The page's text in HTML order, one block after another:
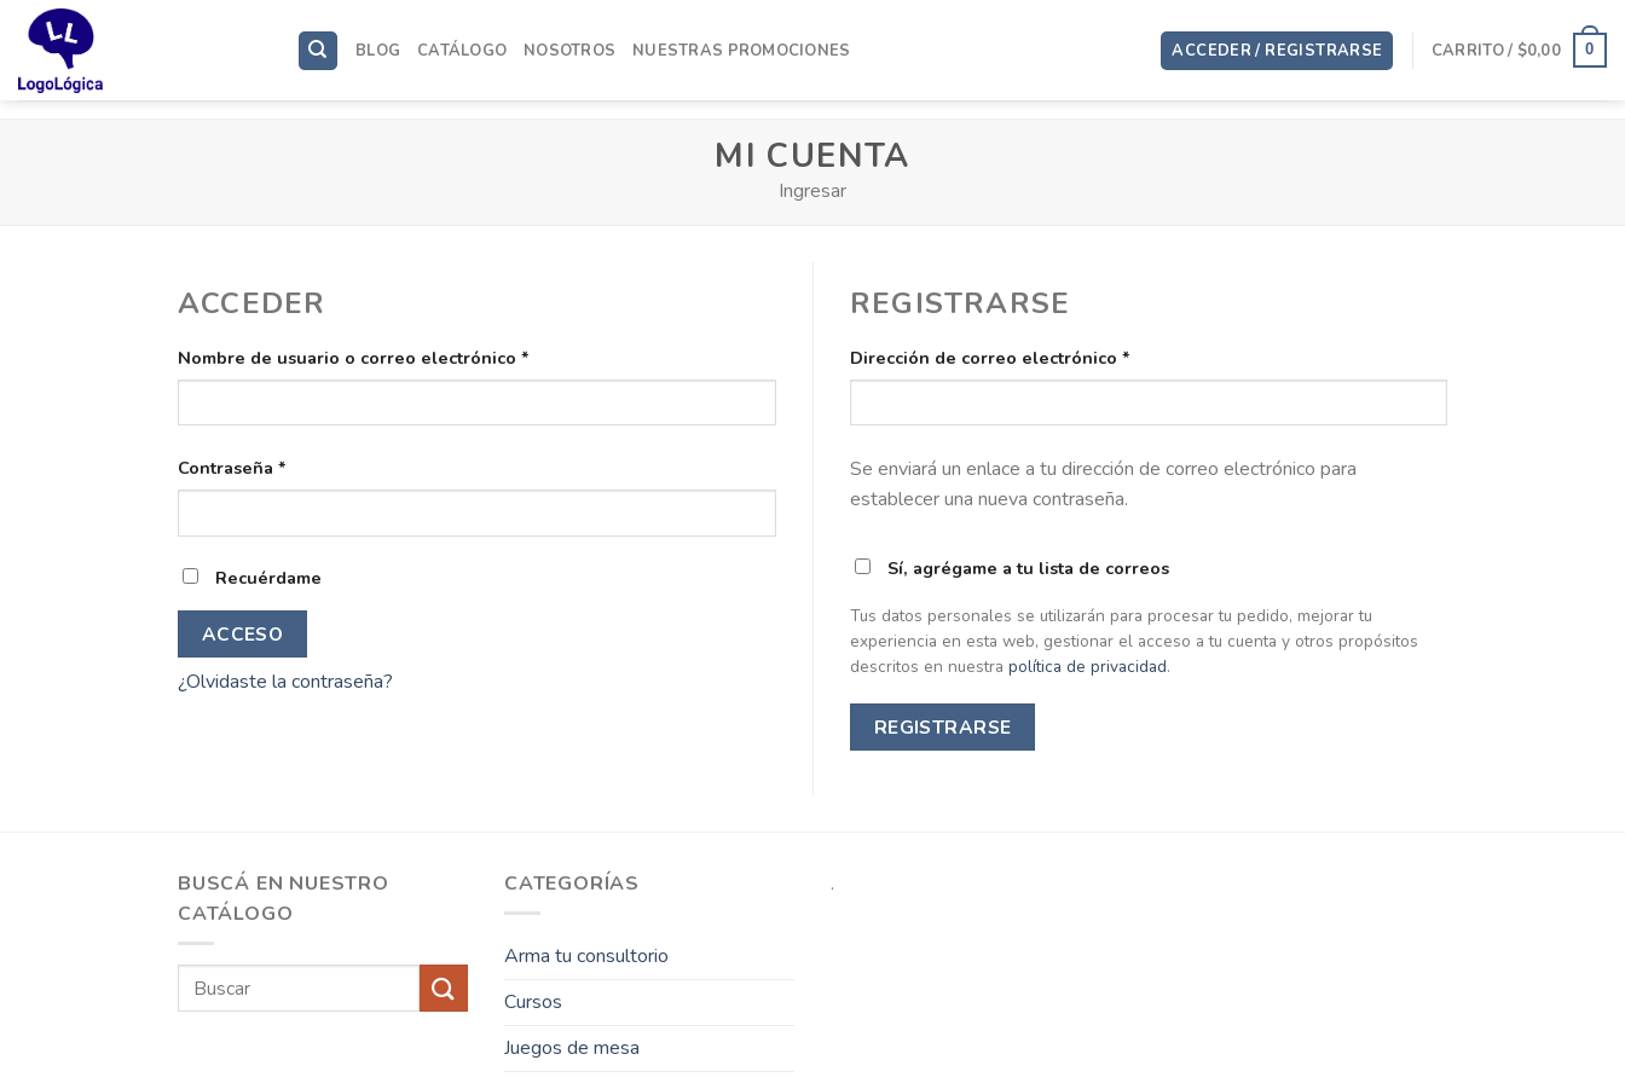
Saltar
contenido
BLOG CATÁLOGO NOSOTROS NUESTRAS PROMOCIONES ACCEDER / REGISTRARSE CARRITO / $0,00 0
MI CUENTA
Ingresar
ACCEDER
Nombre de usuario o correo electrónico *
Contraseña *
Recuérdame
ACCESO
¿Olvidaste la contraseña?
REGISTRARSE
Dirección de correo electrónico *
Se enviará un enlace a tu dirección de correo electrónico para
establecer una nueva contraseña.
Sí, agrégame a tu lista de correos
Tus datos personales se utilizarán para procesar tu pedido, mejorar tu
experiencia en esta web, gestionar el acceso a tu cuenta y otros propósitos
descritos en nuestra política de privacidad.
REGISTRARSE
BUSCÁ EN NUESTRO
CATÁLOGO
Buscar
por:
CATEGORÍAS
Arma tu consultorio
Cursos
Juegos de mesa
.